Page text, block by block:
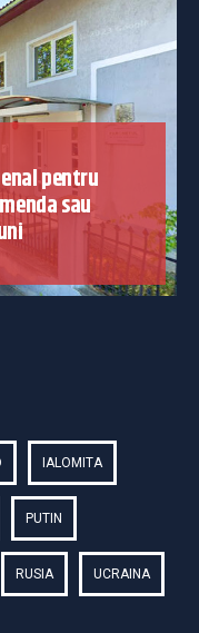
pentru
sau
IALOMITA
PUTIN
RUSIA UCRAINA